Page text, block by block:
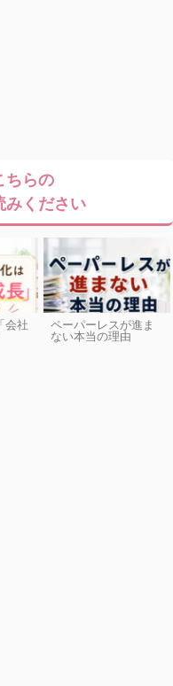
ちらの
みください
会社 ペーパーレスが進ま
ない本当の理由